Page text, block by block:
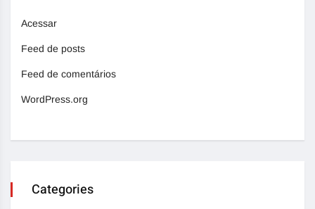
Acessar
Feed de posts
Feed de comentários
WordPress.org
Categories